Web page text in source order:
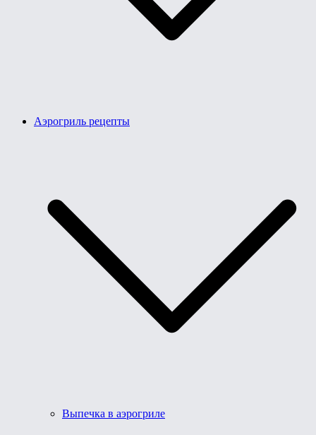
Аэрогриль рецепты
Выпечка в аэрогриле